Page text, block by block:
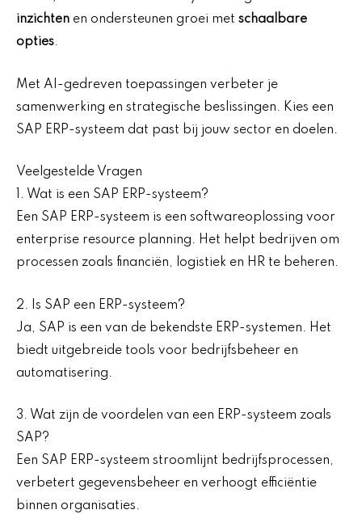
inzichten en ondersteunen groei met schaalbare
opties.
Met AI-gedreven toepassingen verbeter je
samenwerking en strategische beslissingen. Kies een
SAP ERP-systeem dat past bij jouw sector en doelen.
Veelgestelde Vragen
1. Wat is een SAP ERP-systeem?
Een SAP ERP-systeem is een softwareoplossing voor
enterprise resource planning. Het helpt bedrijven om
processen zoals financiën, logistiek en HR te beheren.
2. Is SAP een ERP-systeem?
Ja, SAP is een van de bekendste ERP-systemen. Het
biedt uitgebreide tools voor bedrijfsbeheer en
automatisering.
3. Wat zijn de voordelen van een ERP-systeem zoals
SAP?
Een SAP ERP-systeem stroomlijnt bedrijfsprocessen,
verbetert gegevensbeheer en verhoogt efficiëntie
binnen organisaties.